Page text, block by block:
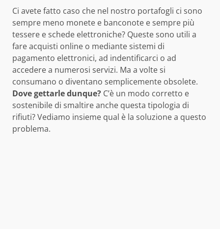
Ci avete fatto caso che nel nostro portafogli ci sono
sempre meno monete e banconote e sempre più
tessere e schede elettroniche? Queste sono utili a
fare acquisti online o mediante sistemi di
pagamento elettronici, ad indentificarci o ad
accedere a numerosi servizi. Ma a volte si
consumano o diventano semplicemente obsolete.
Dove gettarle dunque? C’è un modo corretto e
sostenibile di smaltire anche questa tipologia di
rifiuti? Vediamo insieme qual è la soluzione a questo
problema.